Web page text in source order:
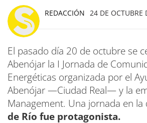
REDACCIÓN 24 DE
El pasado día 20 de octubre se
Abenójar la I Jornada de
Energéticas organizada por el
Abenójar —Ciudad Real— y la
Management. Una jornada en la
de Río fue protagonista.